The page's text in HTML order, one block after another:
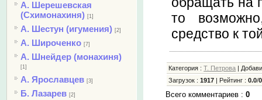
А. Шерешевская
(Схимонахиня) [1]
А. Шестун (игумения) [2]
А. Широченко [7]
А. Шнейдер (монахиня)
[1]
А. Ярославцев [3]
Б. Лазарев [2]
то
средство к
Категория :Т. Петрова
Загрузок :1917 Рейтинг :0.0/0
Всего комментариев :0